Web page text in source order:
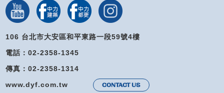
106 台北市大安區和平東路一段59號4樓
電話：02-2358-1345
傳真：02-2358-1314
www.dyf.com.tw
CONTACT US